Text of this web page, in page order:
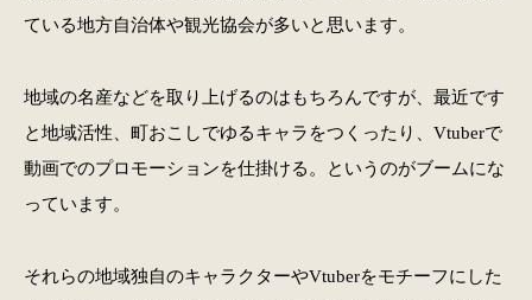
ている地方自治体や観光協会が多いと思います。
地域の名産などを取り上げるのはもちろんですが、最近です
と地域活性、町おこしでゆるキャラをつくったり、Vtuberで
動画でのプロモーションを仕掛ける。というのがブームにな
っています。
それらの地域独自のキャラクターやVtuberをモチーフにした